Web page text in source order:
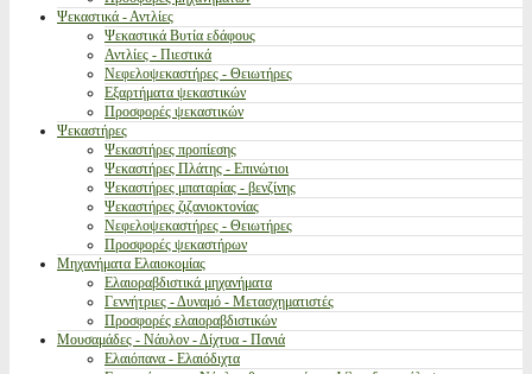
Ψεκαστικά - Αντλίες
Ψεκαστικά Βυτία εδάφους
Αντλίες - Πιεστικά
Νεφελοψεκαστήρες - Θειωτήρες
Εξαρτήματα ψεκαστικών
Προσφορές ψεκαστικών
Ψεκαστήρες
Ψεκαστήρες προπίεσης
Ψεκαστήρες Πλάτης - Επινώτιοι
Ψεκαστήρες μπαταρίας - βενζίνης
Ψεκαστήρες ζιζανιοκτονίας
Νεφελοψεκαστήρες - Θειωτήρες
Προσφορές ψεκαστήρων
Μηχανήματα Ελαιοκομίας
Ελαιοραβδιστικά μηχανήματα
Γεννήτριες - Δυναμό - Μετασχηματιστές
Προσφορές ελαιοραβδιστικών
Μουσαμάδες - Νάυλον - Δίχτυα - Πανιά
Ελαιόπανα - Ελαιόδιχτα